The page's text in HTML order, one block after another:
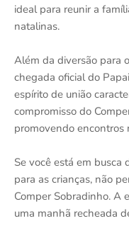
ideal para reunir a
natalinas.
Além da diversão para
chegada oficial do
espírito de união
compromisso do
promovendo encontros
Se você está em busca
para as crianças, não
Comper Sobradinho. A
uma manhã recheada